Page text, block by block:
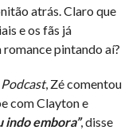
atrás. Claro que
e os fãs já
romance pintando aí?
, Zé comentou
com Clayton e
indo embora”, disse